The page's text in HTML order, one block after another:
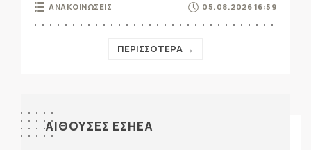
ΑΝΑΚΟΙΝΩΣΕΙΣ 05.08.2026 16:59
ΠΕΡΙΣΣΟΤΕΡΑ →
ΑΙΘΟΥΣΕΣ ΕΣΗΕΑ